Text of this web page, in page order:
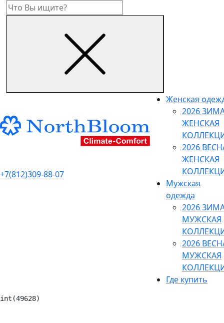
+7(812)309-88-07
Женская
2026
ЖЕНСКАЯ
2026
ЖЕНСКАЯ
Мужская
одежда
2026
МУЖСКАЯ
2026
МУЖСКАЯ
Где купить